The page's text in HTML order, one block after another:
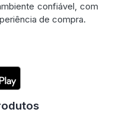
confiável, com
de compra.